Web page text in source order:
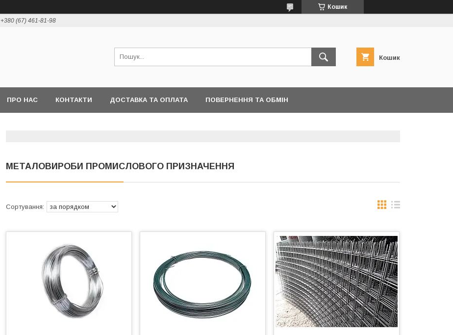
Кошик
+380 (67) 461-81-98
Кошик
ПРО НАС КОНТАКТИ ДОСТАВКА ТА ОПЛАТА ПОВЕРНЕННЯ ТА ОБМІН
МЕТАЛОВИРОБИ ПРОМИСЛОВОГО ПРИЗНАЧЕННЯ